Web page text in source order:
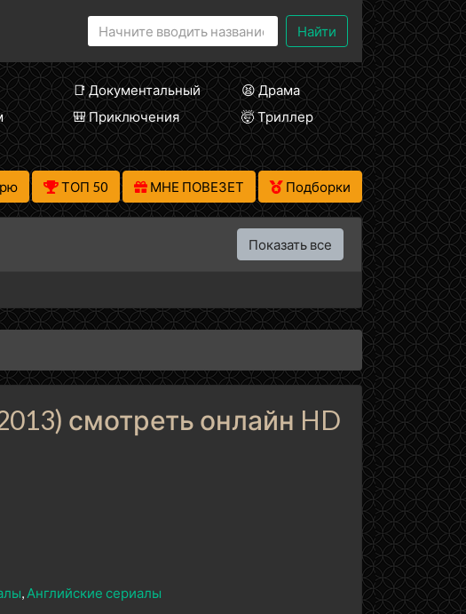
Найти
📑 Документальный
😫 Драма
🎒 Приключения
🤯 Триллер
ТОП 50 МНЕ ПОВЕЗЕТ Подборки
Показать все
смотреть онлайн HD
Английские сериалы